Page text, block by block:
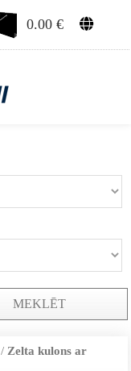
0.00€
MEKLĒT
/ Zelta kulons ar